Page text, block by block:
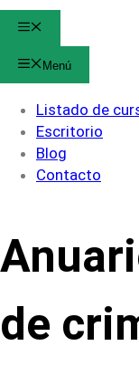
Menú
Listado de
Escritorio
Blog
Contacto
de